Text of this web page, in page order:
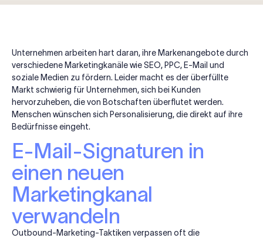
Unternehmen arbeiten hart daran, ihre Markenangebote durch
verschiedene Marketingkanäle wie SEO, PPC, E-Mail und
soziale Medien zu fördern. Leider macht es der überfüllte
Markt schwierig für Unternehmen, sich bei Kunden
hervorzuheben, die von Botschaften überflutet werden.
Menschen wünschen sich Personalisierung, die direkt auf ihre
Bedürfnisse eingeht.
E-Mail-Signaturen in
einen neuen
Marketingkanal
verwandeln
Outbound-Marketing-Taktiken verpassen oft die